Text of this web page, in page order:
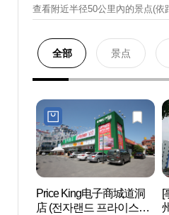
查看附近半径50公里內的景点(依
全部 景点
Price King电子商城道洞
店 (전자랜드 프라이스킹
[